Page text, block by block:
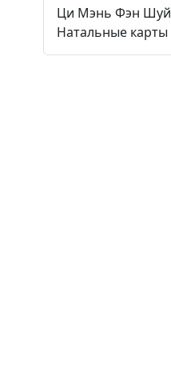
Ци Мэнь Фэн Шуй
Натальные карты